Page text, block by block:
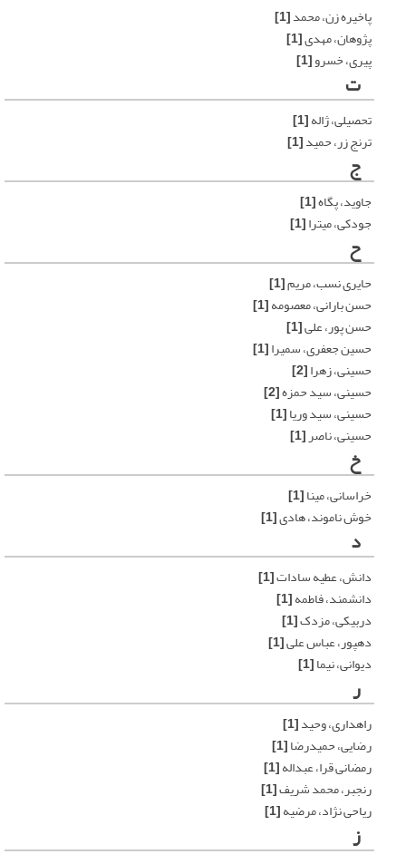
پاخیره زن، محمد[1]
پژوهان، مهدی[1]
پیری، خسرو[1]
ت
تحصیلی، ژاله[1]
ترنج زر، حمید[1]
ج
جاوید، پگاه[1]
جودکی، میترا[1]
ح
حایری نسب، مریم[1]
حسن بارانی، معصومه[1]
حسن پور، علی[1]
حسین جعفری، سمیرا[1]
حسینی، زهرا[2]
حسینی، سید حمزه[2]
حسینی، سید وریا[1]
حسینی، ناصر[1]
خ
خراسانی، مینا[1]
خوش ناموند، هادی[1]
د
دانش، عطیه سادات[1]
دانشمند، فاطمه[1]
دربیکی، مزدک[1]
دهپور، عباس علی[1]
دیوانی، نیما[1]
ر
راهداری، وحید[1]
رضایی، حمیدرضا[1]
رمضانی قرا، عبداله[1]
رنجبر، محمد شریف[1]
ریاحی نژاد، مرضیه[1]
ز